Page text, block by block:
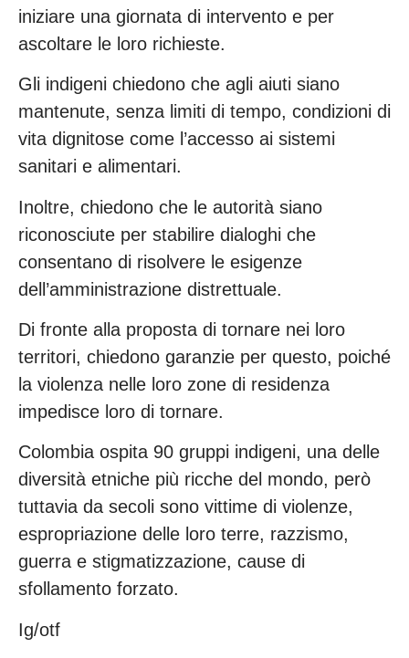
iniziare una giornata di intervento e per
ascoltare le loro richieste.
Gli indigeni chiedono che agli aiuti siano
mantenute, senza limiti di tempo, condizioni di
vita dignitose come l’accesso ai sistemi
sanitari e alimentari.
Inoltre, chiedono che le autorità siano
riconosciute per stabilire dialoghi che
consentano di risolvere le esigenze
dell’amministrazione distrettuale.
Di fronte alla proposta di tornare nei loro
territori, chiedono garanzie per questo, poiché
la violenza nelle loro zone di residenza
impedisce loro di tornare.
Colombia ospita 90 gruppi indigeni, una delle
diversità etniche più ricche del mondo, però
tuttavia da secoli sono vittime di violenze,
espropriazione delle loro terre, razzismo,
guerra e stigmatizzazione, cause di
sfollamento forzato.
Ig/otf